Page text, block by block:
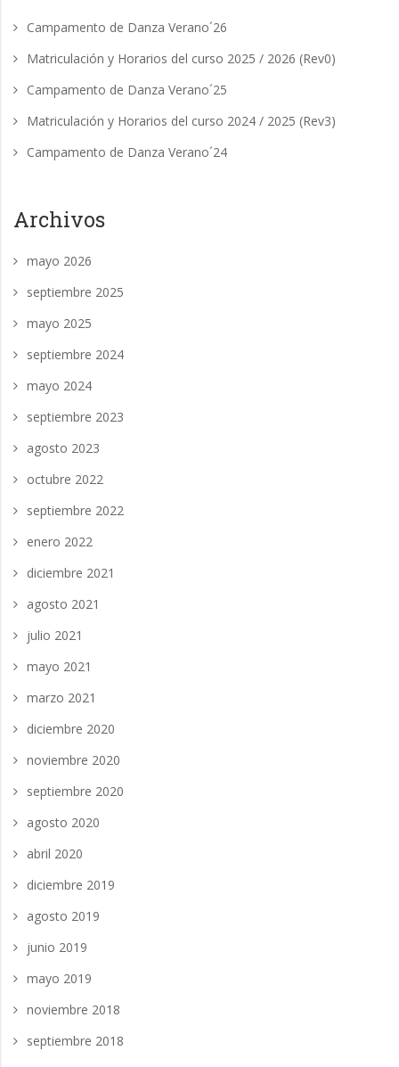
Campamento de Danza Verano´26
Matriculación y Horarios del curso 2025 / 2026 (Rev0)
Campamento de Danza Verano´25
Matriculación y Horarios del curso 2024 / 2025 (Rev3)
Campamento de Danza Verano´24
Archivos
mayo 2026
septiembre 2025
mayo 2025
septiembre 2024
mayo 2024
septiembre 2023
agosto 2023
octubre 2022
septiembre 2022
enero 2022
diciembre 2021
agosto 2021
julio 2021
mayo 2021
marzo 2021
diciembre 2020
noviembre 2020
septiembre 2020
agosto 2020
abril 2020
diciembre 2019
agosto 2019
junio 2019
mayo 2019
noviembre 2018
septiembre 2018